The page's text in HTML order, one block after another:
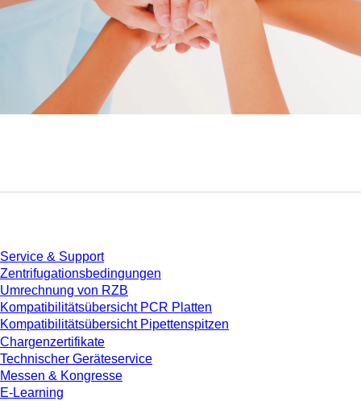
Service & Support
Zentrifugationsbedingungen
Umrechnung von RZB
Kompatibilitätsübersicht PCR Platten
Kompatibilitätsübersicht Pipettenspitzen
Chargenzertifikate
Technischer Geräteservice
Messen & Kongresse
E-Learning